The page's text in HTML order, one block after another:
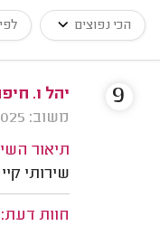
הכי נפוצים
יהל ו.
משוב: 02/01/2025
תיאור
שירותי
חוות דעת:
9